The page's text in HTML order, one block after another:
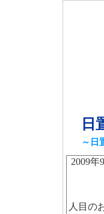
日
～日
2009年
人目の